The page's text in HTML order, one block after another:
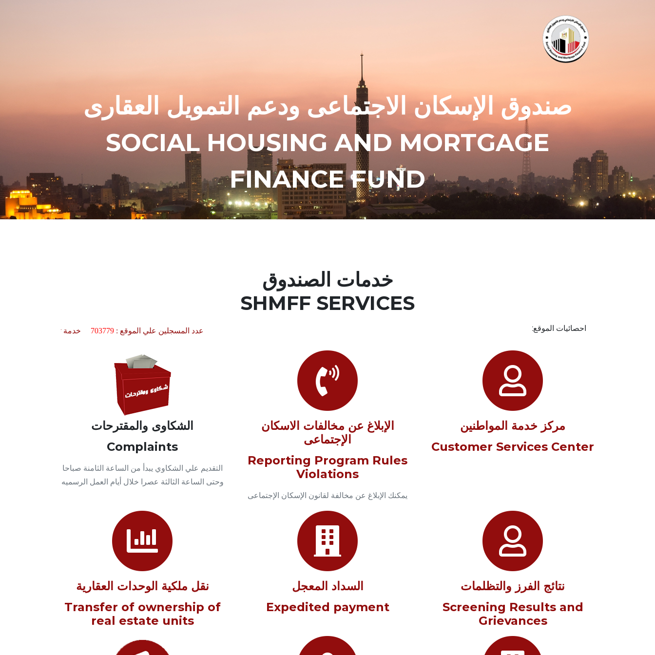
صندوق الإسكان الاجتماعى ودعم التمويل العقارى
SOCIAL HOUSING AND MORTGAGE
FINANCE FUND
خدمات الصندوق
SHMFF SERVICES
احصائيات الموقع:
مركز خدمة المواطنين
Customer Services Center
الإبلاغ عن مخالفات الاسكان
الإجتماعى
Reporting Program Rules
Violations
يمكنك الإبلاغ عن مخالفة لقانون الإسكان الإجتماعى
الشكاوى والمقترحات
Complaints
التقديم علي الشكاوي يبدأ من الساعة الثامنة صباحا
وحتى الساعة الثالثة عصرا خلال أيام العمل الرسميه
نتائج الفرز والتظلمات
Screening Results and
Grievances
السداد المعجل
Expedited payment
نقل ملكية الوحدات العقارية
Transfer of ownership of
real estate units